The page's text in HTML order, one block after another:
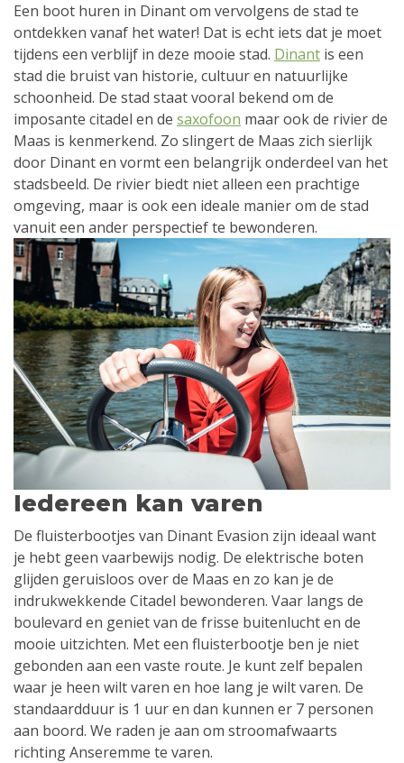
Een boot huren in Dinant om vervolgens de stad te
ontdekken vanaf het water! Dat is echt iets dat je moet
tijdens een verblijf in deze mooie stad. Dinant is een
stad die bruist van historie, cultuur en natuurlijke
schoonheid. De stad staat vooral bekend om de
imposante citadel en de saxofoon maar ook de rivier de
Maas is kenmerkend. Zo slingert de Maas zich sierlijk
door Dinant en vormt een belangrijk onderdeel van het
stadsbeeld. De rivier biedt niet alleen een prachtige
omgeving, maar is ook een ideale manier om de stad
vanuit een ander perspectief te bewonderen.
Iedereen kan varen
De fluisterbootjes van Dinant Evasion zijn ideaal want
je hebt geen vaarbewijs nodig. De elektrische boten
glijden geruisloos over de Maas en zo kan je de
indrukwekkende Citadel bewonderen. Vaar langs de
boulevard en geniet van de frisse buitenlucht en de
mooie uitzichten. Met een fluisterbootje ben je niet
gebonden aan een vaste route. Je kunt zelf bepalen
waar je heen wilt varen en hoe lang je wilt varen. De
standaardduur is 1 uur en dan kunnen er 7 personen
aan boord. We raden je aan om stroomafwaarts
richting Anseremme te varen.